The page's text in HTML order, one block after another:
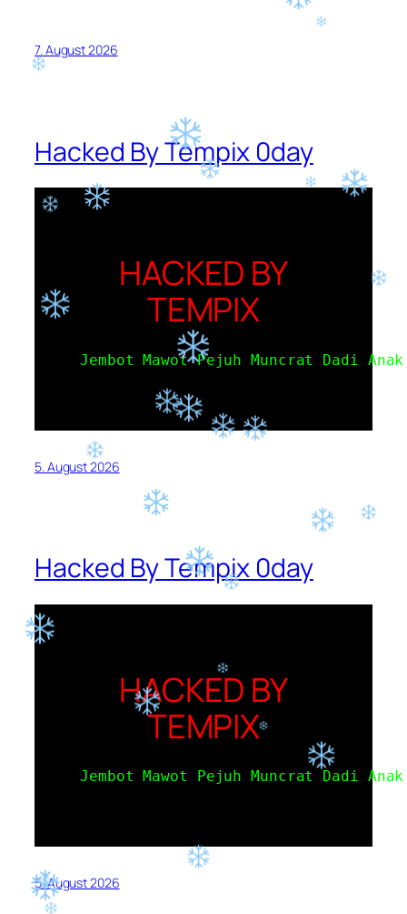
7. August 2026
Hacked By Tempix 0day
HACKED BY
TEMPIX
Jembot Mawot Pejuh Muncrat Dadi Anak
5. August 2026
Hacked By Tempix 0day
HACKED BY
TEMPIX
Jembot Mawot Pejuh Muncrat Dadi Anak
5. August 2026